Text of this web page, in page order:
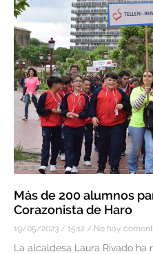
Más de 200 alumnos
Corazonista de Haro
19/05/2023 15:12 No hay
La alcaldesa Laura Rivado ha